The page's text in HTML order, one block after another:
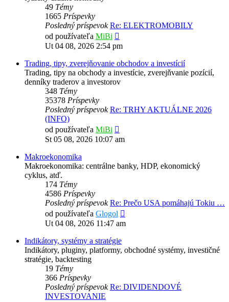
49 Témy
1665 Príspevky
Posledný príspevok Re: ELEKTROMOBILY
od používateľa MiBi
posledný
Ut 04 08, 2026 2:54 pm
Trading, tipy, zverejňovanie obchodov a investícií
Trading, tipy na obchody a investície, zverejňvanie pozícií,
denníky traderov a investorov
348 Témy
35378 Príspevky
Posledný príspevok Re: TRHY AKTUÁLNE 2026
(INFO)
od používateľa MiBi
posledný
St 05 08, 2026 10:07 am
Makroekonomika
Makroekonomika: centrálne banky, HDP, ekonomický
cyklus, atď.
174 Témy
4586 Príspevky
Posledný príspevok Re: Prečo USA pomáhajú Tokiu …
od používateľa Glogol
posledný
Ut 04 08, 2026 11:47 am
Indikátory, systémy a stratégie
Indikátory, pluginy, platformy, obchodné systémy, investičné
stratégie, backtesting
19 Témy
366 Príspevky
Posledný príspevok Re: DIVIDENDOVÉ
INVESTOVANIE